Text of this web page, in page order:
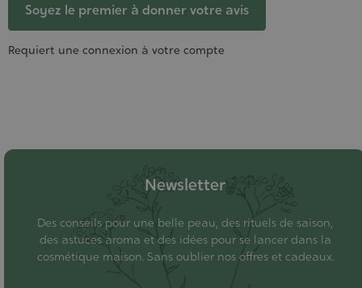
Soyez le premier à donner votre avis
Requiert une connexion à votre compte
Newsletter
Des conseils pour une belle peau, des rituels de saison,
des astuces aroma et des idées pour se lancer dans la
cosmétique maison. Sans oublier nos offres et cadeaux.